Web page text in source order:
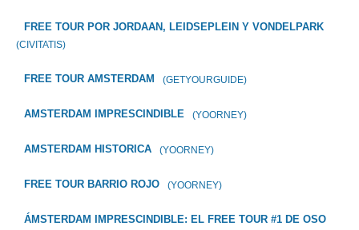
FREE TOUR POR JORDAAN, LEIDSEPLEIN Y VONDELPARK
(CIVITATIS)
FREE TOUR AMSTERDAM (GETYOURGUIDE)
AMSTERDAM IMPRESCINDIBLE (YOORNEY)
AMSTERDAM HISTORICA (YOORNEY)
FREE TOUR BARRIO ROJO (YOORNEY)
ÁMSTERDAM IMPRESCINDIBLE: EL FREE TOUR #1 DE OSO